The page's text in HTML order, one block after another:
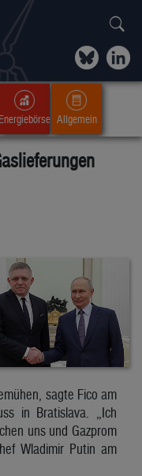
Energiebörse Allgemein
sagte Fico am
in Bratislava. „Ich
uns und Gazprom
Wladimir Putin am